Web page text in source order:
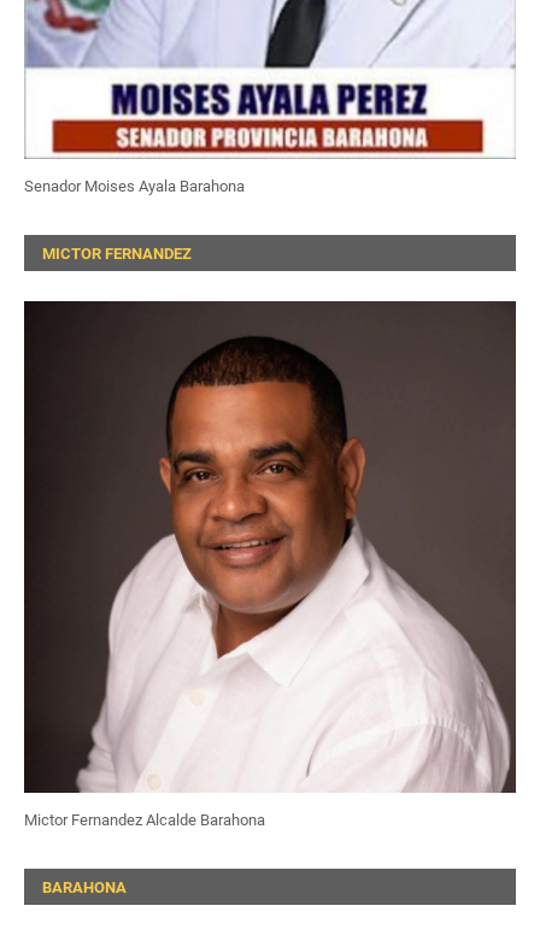
Senador Moises Ayala Barahona
MICTOR FERNANDEZ
Mictor Fernandez Alcalde Barahona
BARAHONA